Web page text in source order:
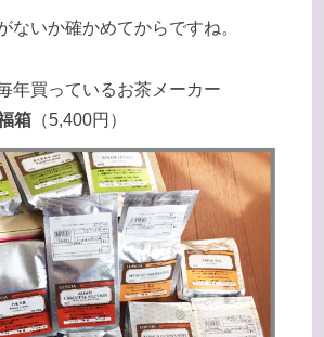
ないか確かめてからですね。
年買っているお茶メーカー
箱 （5,400円）